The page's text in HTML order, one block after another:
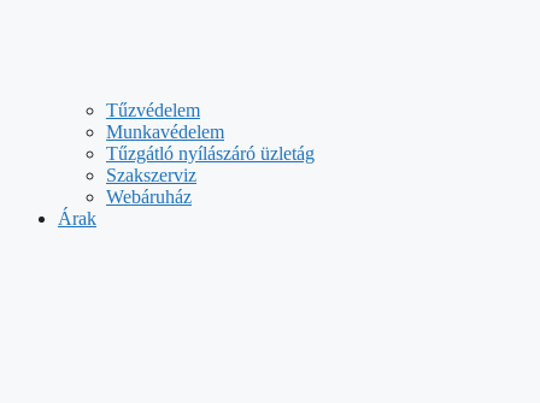
Tűzvédelem
Munkavédelem
Tűzgátló nyílászáró üzletág
Szakszerviz
Webáruház
Árak